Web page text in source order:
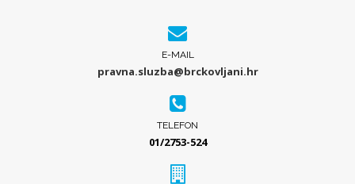
E-MAIL
pravna.sluzba@brckovljani.hr
TELEFON
01/2753-524